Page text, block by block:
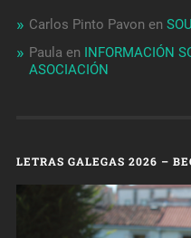
Carlos Pinto Pavon en
Paula en INFORMACIÓN
ASOCIACIÓN
LETRAS GALEGAS 2026 –